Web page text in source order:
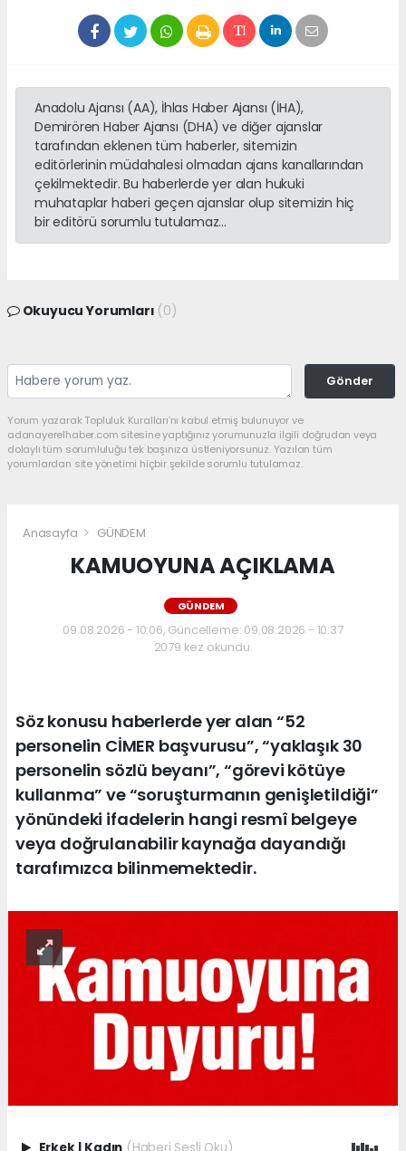
Anadolu Ajansı (AA), İhlas Haber Ajansı (İHA),
Demirören Haber Ajansı (DHA) ve diğer ajanslar
tarafından eklenen tüm haberler, sitemizin
editörlerinin müdahalesi olmadan ajans kanallarından
çekilmektedir. Bu haberlerde yer alan hukuki
muhataplar haberi geçen ajanslar olup sitemizin hiç
bir editörü sorumlu tutulamaz...
Okuyucu Yorumları (0)
Gönder
Yorum yazarak Topluluk Kuralları’nı kabul etmiş bulunuyor ve
adanayerelhaber.com sitesine yaptığınız yorumunuzla ilgili doğrudan veya
dolaylı tüm sorumluluğu tek başınıza üstleniyorsunuz. Yazılan tüm
yorumlardan site yönetimi hiçbir şekilde sorumlu tutulamaz.
Anasayfa GÜNDEM
KAMUOYUNA AÇIKLAMA
GÜNDEM
09.08.2026 - 10:06, Güncelleme: 09.08.2026 - 10:37
2079 kez okundu.
Söz konusu haberlerde yer alan “52
personelin CİMER başvurusu”, “yaklaşık 30
personelin sözlü beyanı”, “görevi kötüye
kullanma” ve “soruşturmanın genişletildiği”
yönündeki ifadelerin hangi resmî belgeye
veya doğrulanabilir kaynağa dayandığı
tarafımızca bilinmemektedir.